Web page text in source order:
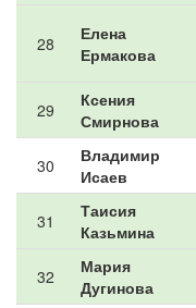
28
Елена
Ермакова
29
Ксения
Смирнова
30
Владимир
Исаев
31
Таисия
Казьмина
32
Мария
Дугинова